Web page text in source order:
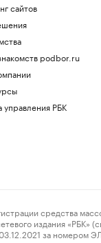
сайтов
podbor.ru
управления РБК
средства
издания «РБК»
за